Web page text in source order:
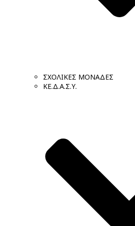
ΣΧΟΛΙΚΕΣ ΜΟΝΑΔΕΣ
ΚΕ.Δ.Α.Σ.Υ.